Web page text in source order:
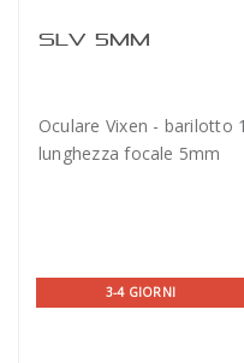
SLV 5MM
Oculare Vixen - barilotto
lunghezza focale 5mm
3-4 GIORNI